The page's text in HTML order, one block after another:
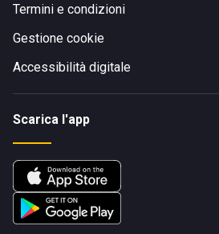
Termini e condizioni
Gestione cookie
Accessibilità digitale
Scarica l'app